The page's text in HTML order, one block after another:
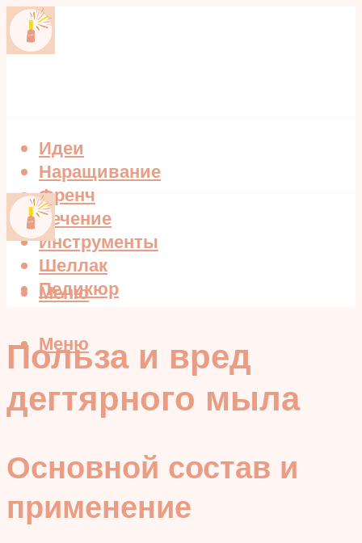
Идеи
Наращивание
Френч
Лечение
Инструменты
Шеллак
Педикюр
Меню
Меню
Польза и вред
дегтярного мыла
Основной состав и
применение